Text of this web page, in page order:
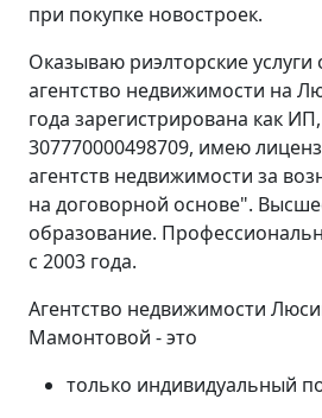
при покупке новостроек.
Оказываю риэлторские
агентство недвижимости на
года зарегистрирована как
307770000498709, имею
агентств недвижимости за
на договорной основе".
образование.
с 2003 года.
Агентство недвижимости
Мамонтовой - это
только индивидуальный